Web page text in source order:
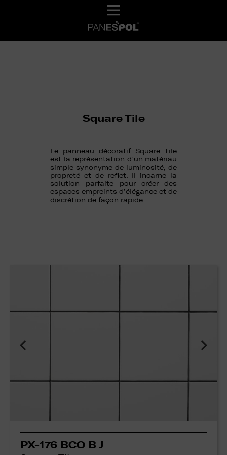
Square Tile
Le panneau décoratif Square Tile
est la représentation d’un matériau
simple synonyme de luminosité, de
propreté et de reflet. Il incarne la
solution parfaite pour créer des
espaces empreints d’élégance et de
discrétion de façon rapide.
PX-176 BCO B J